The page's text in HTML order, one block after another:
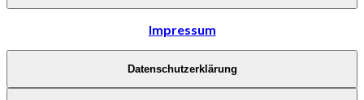
Impressum
Datenschutzerklärung